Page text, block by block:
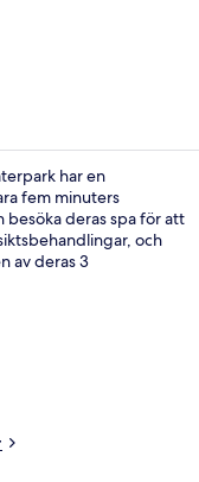
har en
fem minuters
besöka deras spa för att
och
av deras 3
brukar tala mycket väl